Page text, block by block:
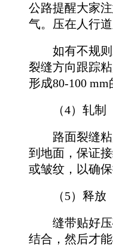
公路提醒大家
气。压在人行
如有不规则
裂缝方向跟踪
形成80-100 mm
（4）轧制
路面裂缝粘
到地面，保证
或皱纹，以确
（5）释放
缝带贴好压
结合，然后才能